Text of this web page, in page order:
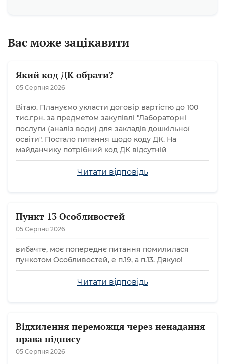
Вас може зацікавити
Який код ДК обрати?
05 Серпня 2026
Читати відповідь
Вітаю. Плануємо укласти договір вартістю до 100
тис.грн. за предметом закупівлі "Лабораторні
послуги (аналіз води) для закладів дошкільної
освіти". Постало питання щодо коду ДК. На
майданчику потрібний код ДК відсутній
Пункт 13 Особливостей
05 Серпня 2026
Читати відповідь
вибачте, моє попереднє питання помилилася
пункотом Особливостей, е п.19, а п.13. Дякую!
Відхилення переможця через ненадання
права підпису
05 Серпня 2026